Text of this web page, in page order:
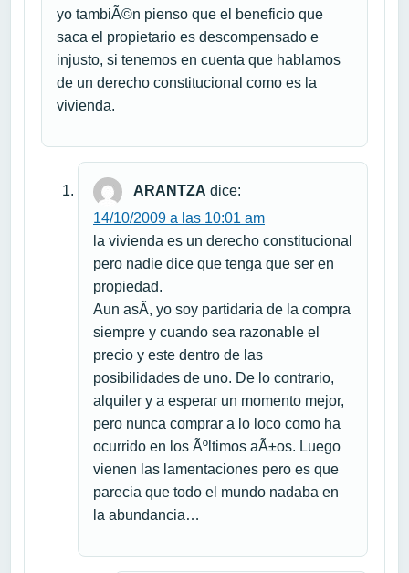
yo tambiÃ©n pienso que el beneficio que
saca el propietario es descompensado e
injusto, si tenemos en cuenta que hablamos
de un derecho constitucional como es la
vivienda.
ARANTZA dice:
14/10/2009 a las 10:01 am
la vivienda es un derecho constitucional
pero nadie dice que tenga que ser en
propiedad.
Aun asÃ­, yo soy partidaria de la compra
siempre y cuando sea razonable el
precio y este dentro de las
posibilidades de uno. De lo contrario,
alquiler y a esperar un momento mejor,
pero nunca comprar a lo loco como ha
ocurrido en los Ãºltimos aÃ±os. Luego
vienen las lamentaciones pero es que
parecia que todo el mundo nadaba en
la abundancia…